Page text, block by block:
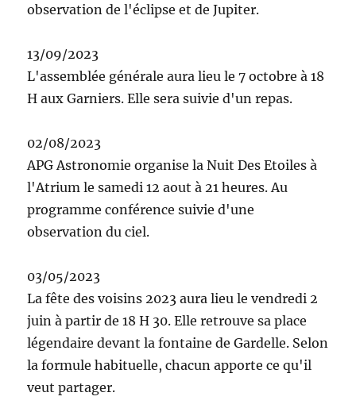
observation de l'éclipse et de Jupiter.
13/09/2023
L'assemblée générale aura lieu le 7 octobre à 18
H aux Garniers. Elle sera suivie d'un repas.
02/08/2023
APG Astronomie organise la Nuit Des Etoiles à
l'Atrium le samedi 12 aout à 21 heures. Au
programme conférence suivie d'une
observation du ciel.
03/05/2023
La fête des voisins 2023 aura lieu le vendredi 2
juin à partir de 18 H 30. Elle retrouve sa place
légendaire devant la fontaine de Gardelle. Selon
la formule habituelle, chacun apporte ce qu'il
veut partager.